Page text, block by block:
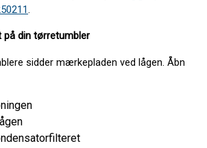
.
på din tørretumbler
sidder mærkepladen ved lågen. Åbn